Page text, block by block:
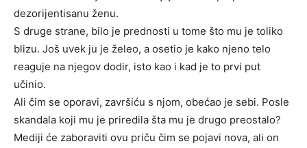
dezorijentisanu ženu.
S druge strane, bilo je prednosti u tome što mu je toliko
blizu. Još uvek ju je želeo, a osetio je kako njeno telo
reaguje na njegov dodir, isto kao i kad je to prvi put
učinio.
Ali čim se oporavi, završiću s njom, obećao je sebi. Posle
skandala koji mu je priredila šta mu je drugo preostalo?
Mediji će zaboraviti ovu priču čim se pojavi nova, ali on